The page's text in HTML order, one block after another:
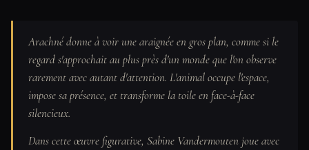
Arachné donne à voir une araignée en gros plan, comme si le
regard s'approchait au plus près d'un monde que l'on observe
rarement avec autant d'attention. L'animal occupe l'espace,
impose sa présence, et transforme la toile en face-à-face
silencieux.
Dans cette œuvre figurative, Sabine Vandermouten joue avec